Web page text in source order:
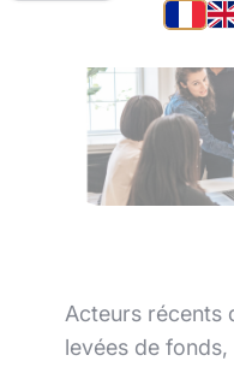
Acteurs récents
levées de fonds,